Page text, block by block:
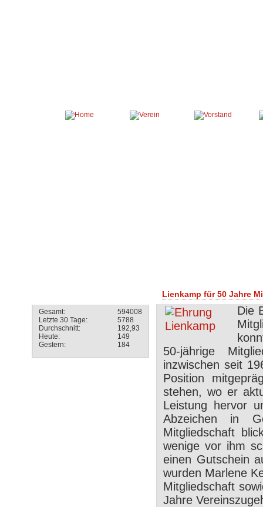
Gesamt:
594008
Letzte 30 Tage:
5788
Durchschnitt:
192,93
Heute:
149
Gestern:
184
Lienkamp für 50 Jahre
Die
50-jährige
inzwischen seit
Position
stehen, wo er
Leistung hervor
Abzeichen in
Mitgliedschaft
wenige vor ihm
einen Gutschein
wurden Marlene
Mitgliedschaft
Jahre